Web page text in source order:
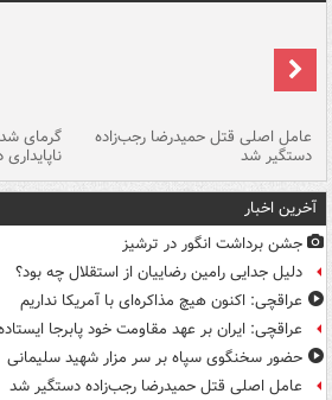
عامل اصلی قتل حمیدرضا رجب‌زاده
دستگیر شد
گرمای
آخرین اخبار
جشن برداشت انگور در ترشیز
دلیل جدایی رامین رضاییان از استقلال چه بود؟
عراقچی: اکنون هیچ مذاکره‌ای با آمریکا نداریم
عراقچی: ایران بر عهد مقاومت خود پابرجا
حضور سخنگوی سپاه بر سر مزار شهید سلیمانی
عامل اصلی قتل حمیدرضا رجب‌زاده دستگیر شد